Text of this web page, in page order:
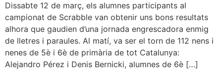
Dissabte 12 de març, els alumnes participants al
campionat de Scrabble van obtenir uns bons resultats
alhora que gaudien d’una jornada engrescadora enmig
de lletres i paraules. Al matí, va ser el torn de 112 nens i
nenes de 5è i 6è de primària de tot Catalunya:
Alejandro Pérez i Denis Bernicki, alumnes de 6è […]